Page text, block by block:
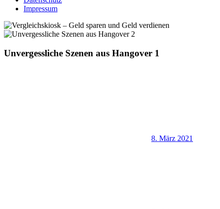
Impressum
Unvergessliche Szenen aus Hangover 1
8. März 2021